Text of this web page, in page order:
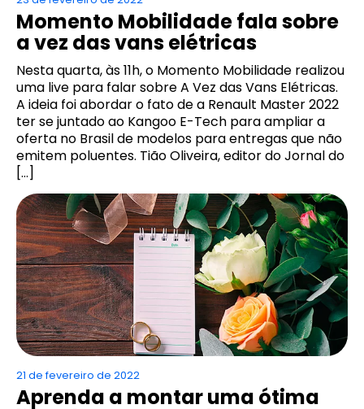
Momento Mobilidade fala sobre
a vez das vans elétricas
Nesta quarta, às 11h, o Momento Mobilidade realizou
uma live para falar sobre A Vez das Vans Elétricas.
A ideia foi abordar o fato de a Renault Master 2022
ter se juntado ao Kangoo E-Tech para ampliar a
oferta no Brasil de modelos para entregas que não
emitem poluentes. Tião Oliveira, editor do Jornal do
[…]
21 de fevereiro de 2022
Aprenda a montar uma ótima